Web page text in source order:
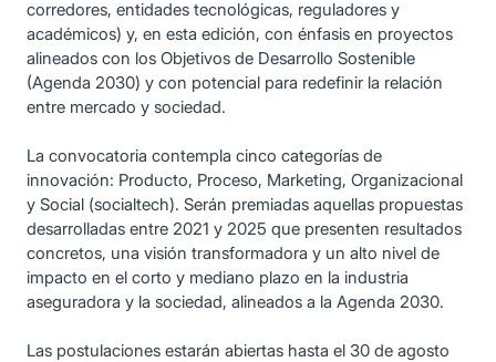
corredores, entidades tecnológicas, reguladores y
académicos) y, en esta edición, con énfasis en proyectos
alineados con los Objetivos de Desarrollo Sostenible
(Agenda 2030) y con potencial para redefinir la relación
entre mercado y sociedad.
La convocatoria contempla cinco categorías de
innovación: Producto, Proceso, Marketing, Organizacional
y Social (socialtech). Serán premiadas aquellas propuestas
desarrolladas entre 2021 y 2025 que presenten resultados
concretos, una visión transformadora y un alto nivel de
impacto en el corto y mediano plazo en la industria
aseguradora y la sociedad, alineados a la Agenda 2030.
Las postulaciones estarán abiertas hasta el 30 de agosto